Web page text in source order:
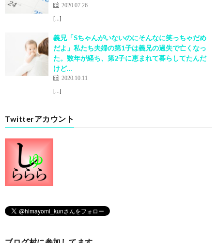
2020.07.26
[…]
義兄「Sちゃんがいないのにそんなに笑っちゃだめ
だよ」私たち夫婦の第1子は義兄の過失で亡くなっ
た。数年が経ち、第2子に恵まれて暮らしてたんだ
けど…
2020.10.11
[…]
Twitterアカウント